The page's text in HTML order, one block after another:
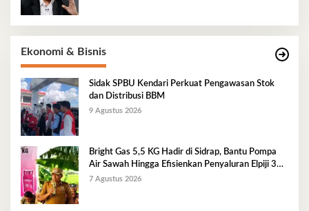
Ekonomi & Bisnis
Sidak SPBU Kendari Perkuat Pengawasan Stok
dan Distribusi BBM
9 Agustus 2026
Bright Gas 5,5 KG Hadir di Sidrap, Bantu Pompa
Air Sawah Hingga Efisienkan Penyaluran Elpiji 3
Kg
7 Agustus 2026